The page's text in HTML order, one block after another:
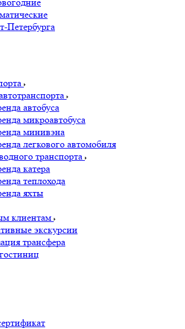
Петербурга
автобуса
микроавтобуса
минивэна
легкового автомобиля
транспорта
катера
теплохода
яхты
клиентам
экскурсии
трансфера